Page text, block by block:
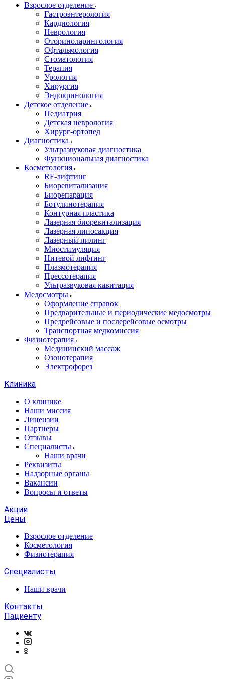
Взрослое отделение
Гастроэнтерология
Кардиология
Неврология
Оториноларингология
Офтальмология
Стоматология
Терапия
Урология
Хирургия
Эндокринология
Детское отделение
Педиатрия
Детская неврология
Хирург-ортопед
Диагностика
Ультразвуковая диагностика
Функциональная диагностика
Косметология
RF-лифтинг
Биоревитализация
Биорепарация
Ботулинотерапия
Контурная пластика
Лазерная биоревитализация
Лазерная липосакция
Лазерный пилинг
Миостимуляция
Нитевой лифтинг
Плазмотерапия
Прессотерапия
Ультразвуковая кавитация
Медосмотры
Оформление справок
Предварительные и периодические медосмотры
Предрейсовые и послерейсовые осмотры
Транспортная медкомиссия
Физиотерапия
Медицинский массаж
Озонотерапия
Электрофорез
Клиника
О клинике
Наши миссия
Лицензии
Партнеры
Отзывы
Специалисты
Наши врачи
Реквизиты
Надзорные органы
Вакансии
Вопросы и ответы
Акции
Цены
Взрослое отделение
Косметология
Физиотерапия
Специалисты
Наши врачи
Контакты
Пациенту